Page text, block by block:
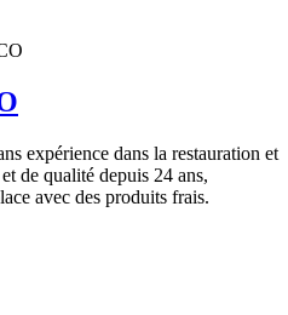
expérience dans la restauration et
de qualité depuis 24 ans,
avec des produits frais.